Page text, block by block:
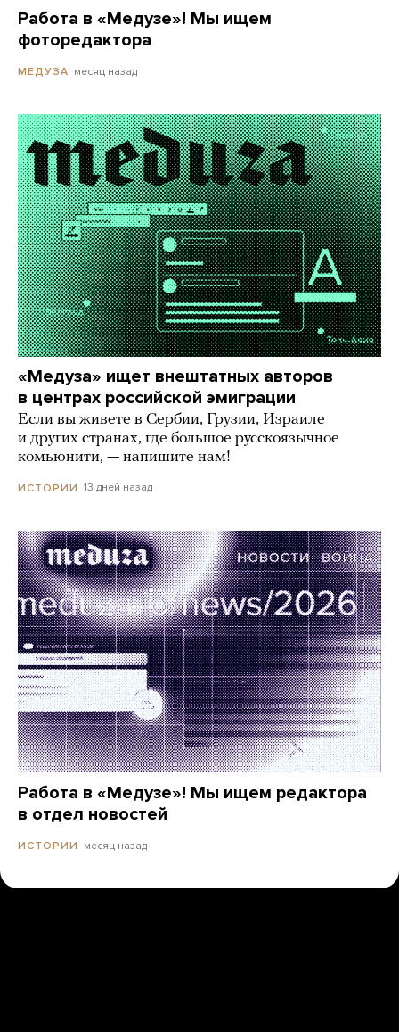
Работа в «Медузе»! Мы ищем
фоторедактора
МЕДУЗА месяц назад
«Медуза» ищет внештатных авторов
в центрах российской эмиграции
Если вы живете в Сербии, Грузии, Израиле
и других странах, где большое русскоязычное
комьюнити, — напишите нам!
ИСТОРИИ 13 дней назад
Работа в «Медузе»! Мы ищем редактора
в отдел новостей
ИСТОРИИ месяц назад